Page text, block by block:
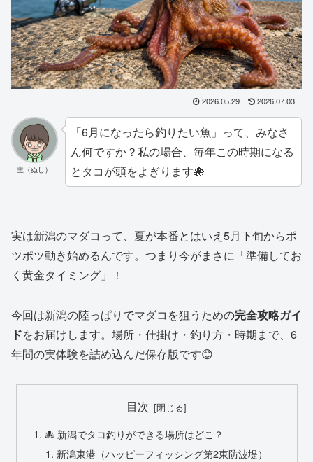
2026.05.29 2026.07.03
主（ぬし）
「6月になったら釣りたい魚」って、みなさ
ん何ですか？私の場合、毎年この時期になる
とタコが頭をよぎります🐙
実は新潟のマダコって、夏が本番とはいえ5月下旬からポ
ツポツ動き始めるんです。つまり今がまさに「準備してお
く黄金タイミング」！
今回は新潟の陸っぱりでマダコを狙うための完全攻略ガイ
ドをお届けします。場所・仕掛け・釣り方・時期まで、6
年間の実体験を詰め込んだ保存版です😊
目次
🐙 新潟でタコ釣りができる場所はどこ？
新潟東港（ハッピーフィッシング第2東防波堤）